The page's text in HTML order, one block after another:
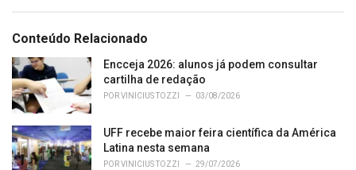
e
o
r
i
e
:
Conteúdo Relacionado
Encceja 2026: alunos já podem consultar
cartilha de redação
PORVINICIUS TOZZI 03/08/2026
UFF recebe maior feira científica da América
Latina nesta semana
PORVINICIUS TOZZI 29/07/2026